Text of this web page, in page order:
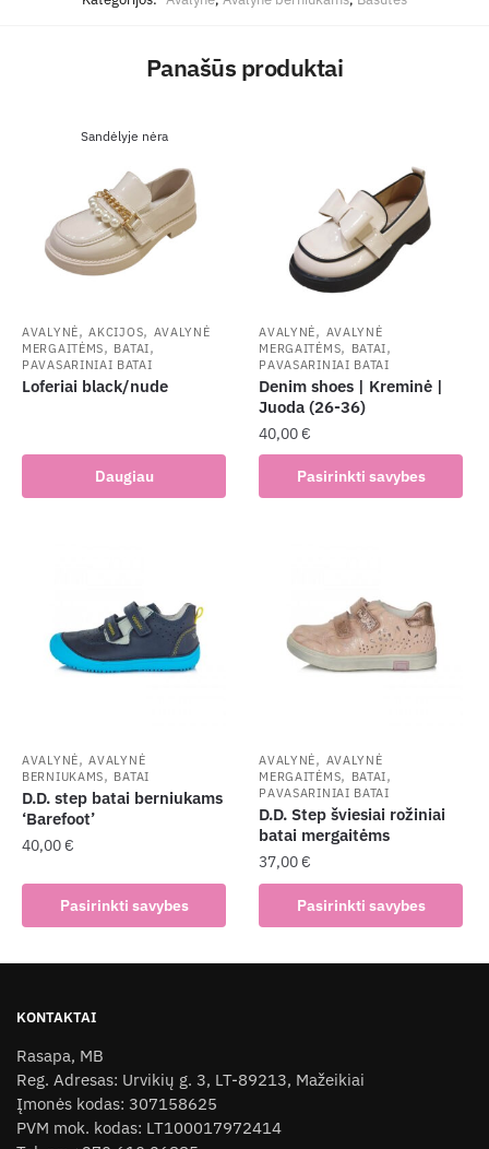
Panašūs produktai
Sandėlyje nėra
AVALYNĖ,AKCIJOS, AVALYNĖ
MERGAITĖMS, BATAI,
PAVASARINIAI BATAI
Loferiai black/nude
Daugiau
AVALYNĖ, AVALYNĖ
MERGAITĖMS, BATAI,
PAVASARINIAI BATAI
Denim shoes | Kreminė |
Juoda (26-36)
40,00€
Pasirinkti savybes
product
options
may
the
product
page
AVALYNĖ,AVALYNĖ
BERNIUKAMS, BATAI
D.D. step batai berniukams
‘Barefoot’
40,00€
Pasirinkti savybes
This
product
has
multiple
The
may
be
chosen
on
AVALYNĖ, AVALYNĖ
MERGAITĖMS, BATAI,
PAVASARINIAI BATAI
D.D. Step šviesiai rožiniai
batai mergaitėms
37,00€
Pasirinkti savybes
product
may
chosen
KONTAKTAI
Rasapa, MB
Reg. Adresas: Urvikių g. 3, LT-89213, Mažeikiai
Įmonės kodas: 307158625
PVM mok. kodas: LT100017972414